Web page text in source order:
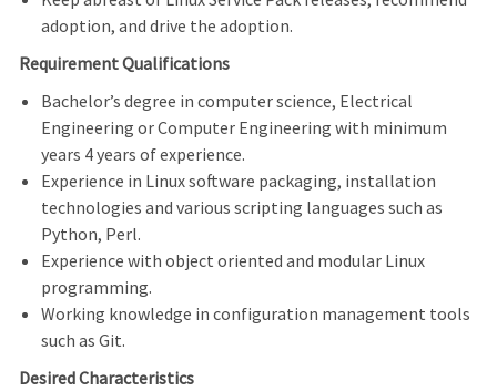
adoption, and drive the adoption.
Requirement Qualifications
Bachelor’s degree in computer science, Electrical
Engineering or Computer Engineering with minimum
years 4 years of experience.
Experience in Linux software packaging, installation
technologies and various scripting languages such as
Python, Perl.
Experience with object oriented and modular Linux
programming.
Working knowledge in configuration management tools
such as Git.
Desired Characteristics